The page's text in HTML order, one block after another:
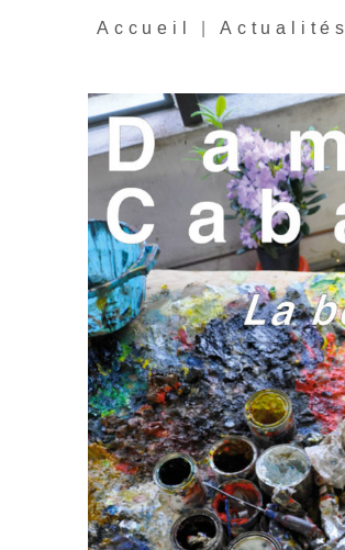
Accueil Actualités